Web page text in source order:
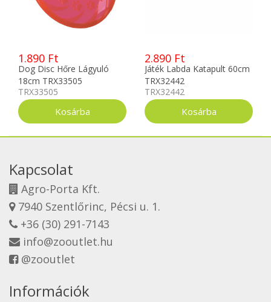
1.890 Ft
Dog Disc Hőre Lágyuló
18cm TRX33505
TRX33505
2.890 Ft
Játék Labda Katapult 60cm
TRX32442
TRX32442
Kapcsolat
Agro-Porta Kft.
7940 Szentlőrinc, Pécsi u. 1.
+36 (30) 291-7143
info@zooutlet.hu
@zooutlet
Információk